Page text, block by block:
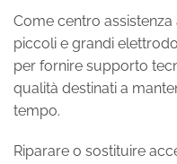
Come centro
piccoli e grandi
per fornire supporto
qualità destinati a
tempo.
Riparare o sostituire